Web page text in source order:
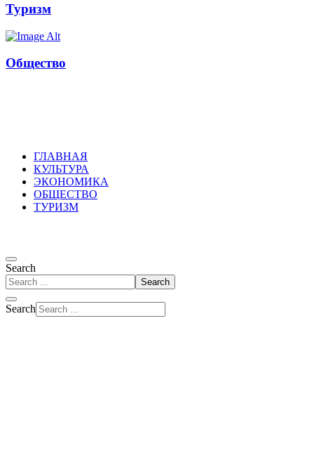
Туризм
Общество
ГЛАВНАЯ
КУЛЬТУРА
ЭКОНОМИКА
ОБЩЕСТВО
ТУРИЗМ
Search
Search
Search